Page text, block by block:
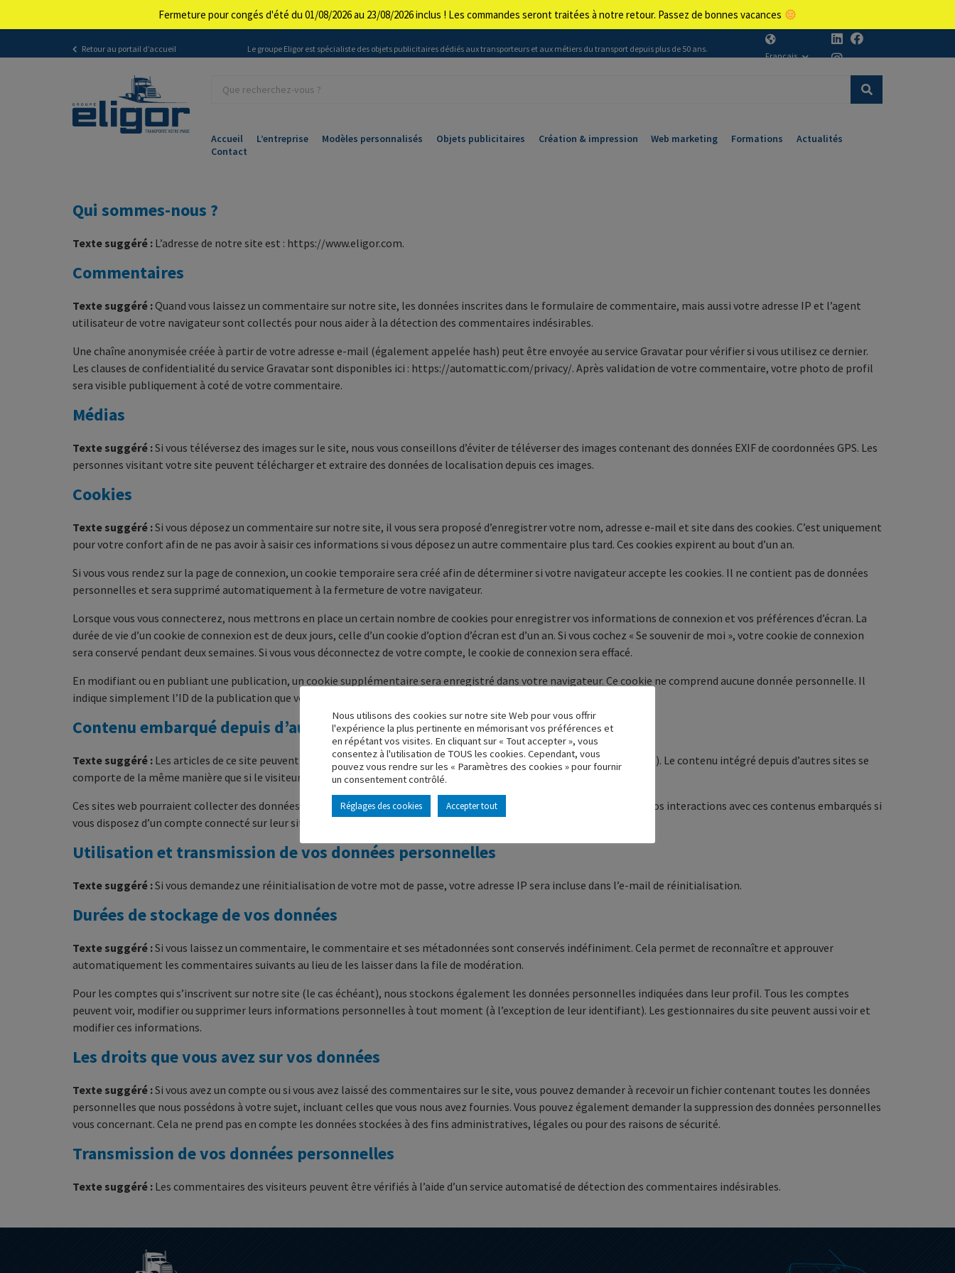
Retour au portail d’accueil Le groupe Eligor est spécialiste des objets publicitaires dédiés aux transporteurs et aux métiers du transport depuis plus de 50 ans.
Français
Accueil L’entreprise Modèles personnalisés Objets publicitaires Création & impression Web marketing Formations
Actualités
Contact
Qui sommes-nous ?
Texte suggéré : L’adresse de notre site est : https://www.eligor.com.
Commentaires
Texte suggéré :Quand vous laissez un commentaire sur notre site, les données inscrites dans le formulaire de commentaire, mais aussi votre adresse IP et l’agent
utilisateur de votre navigateur sont collectés pour nous aider à la détection des commentaires indésirables.
Une chaîne anonymisée créée à partir de votre adresse e-mail (également appelée hash) peut être envoyée au service Gravatar pour vérifier si vous utilisez ce dernier.
Les clauses de confidentialité du service Gravatar sont disponibles ici : https://automattic.com/privacy/. Après validation de votre commentaire, votre photo de profil
sera visible publiquement à coté de votre commentaire.
Médias
Texte suggéré :Si vous téléversez des images sur le site, nous vous conseillons d’éviter de téléverser des images contenant des données EXIF de coordonnées GPS. Les
personnes visitant votre site peuvent télécharger et extraire des données de localisation depuis ces images.
Cookies
Texte suggéré :Si vous déposez un commentaire sur notre site, il vous sera proposé d’enregistrer votre nom, adresse e-mail et site dans des cookies. C’est uniquement
pour votre confort afin de ne pas avoir à saisir ces informations si vous déposez un autre commentaire plus tard. Ces cookies expirent au bout d’un an.
Si vous vous rendez sur la page de connexion, un cookie temporaire sera créé afin de déterminer si votre navigateur accepte les cookies. Il ne contient pas de données
personnelles et sera supprimé automatiquement à la fermeture de votre navigateur.
Lorsque vous vous connecterez, nous mettrons en place un certain nombre de cookies pour enregistrer vos informations de connexion et vos préférences d’écran. La
durée de vie d’un cookie de connexion est de deux jours, celle d’un cookie d’option d’écran est d’un an. Si vous cochez « Se souvenir de moi », votre cookie de connexion
sera conservé pendant deux semaines. Si vous vous déconnectez de votre compte, le cookie de connexion sera effacé.
En modifiant ou en publiant une publication, un cookie supplémentaire sera enregistré dans votre navigateur. Ce cookie ne comprend aucune donnée personnelle. Il
indique simplement l’ID de la publication que vous venez de modifier. Il expire au bout d’un jour.
Contenu embarqué depuis d’autres sites
Texte suggéré : Les articles de ce site peuvent inclure des contenus intégrés (par exemple des vidéos, images, articles…). Le contenu intégré depuis d’autres sites se
comporte de la même manière que si le visiteur se rendait sur cet autre site.
Ces sites web pourraient collecter des données sur vous, utiliser des cookies, embarquer des outils de suivis tiers, suivre vos interactions avec ces contenus embarqués si
vous disposez d’un compte connecté sur leur site web.
Utilisation et transmission de vos données personnelles
Texte suggéré :Si vous demandez une réinitialisation de votre mot de passe, votre adresse IP sera incluse dans l’e-mail de réinitialisation.
Durées de stockage de vos données
Texte suggéré :Si vous laissez un commentaire, le commentaire et ses métadonnées sont conservés indéfiniment. Cela permet de reconnaître et approuver
automatiquement les commentaires suivants au lieu de les laisser dans la file de modération.
Pour les comptes qui s’inscrivent sur notre site (le cas échéant), nous stockons également les données personnelles indiquées dans leur profil. Tous les comptes
peuvent voir, modifier ou supprimer leurs informations personnelles à tout moment (à l’exception de leur identifiant). Les gestionnaires du site peuvent aussi voir et
modifier ces informations.
Les droits que vous avez sur vos données
Texte suggéré :Si vous avez un compte ou si vous avez laissé des commentaires sur le site, vous pouvez demander à recevoir un fichier contenant toutes les données
personnelles que nous possédons à votre sujet, incluant celles que vous nous avez fournies. Vous pouvez également demander la suppression des données personnelles
vous concernant. Cela ne prend pas en compte les données stockées à des fins administratives, légales ou pour des raisons de sécurité.
Transmission de vos données personnelles
Texte suggéré : Les commentaires des visiteurs peuvent être vérifiés à l’aide d’un service automatisé de détection des commentaires indésirables.
Nous utilisons des cookies sur notre site Web pour vous offrir
l'expérience la plus pertinente en mémorisant vos préférences et
en répétant vos visites. En cliquant sur « Tout accepter », vous
consentez à l'utilisation de TOUS les cookies. Cependant, vous
pouvez vous rendre sur les « Paramètres des cookies » pour fournir
un consentement contrôlé.
Réglages des cookies Accepter tout
Fermeture pour congés d'été du 01/08/2026 au 23/08/2026 inclus ! Les commandes seront traitées à notre retour. Passez de bonnes vacances